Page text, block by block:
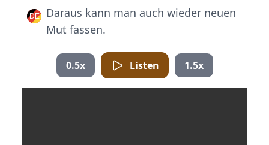
Daraus kann man auch wieder neuen
Mut fassen.
0.5x Listen 1.5x